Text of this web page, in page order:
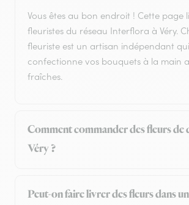
Vous êtes au bon endroit ! Cette page
fleuristes du réseau Interflora à Véry.
fleuriste est un artisan indépendant qui
confectionne vos bouquets à la main
fraîches.
Comment commander des fleurs de
Véry ?
Peut-on faire livrer des fleurs dans